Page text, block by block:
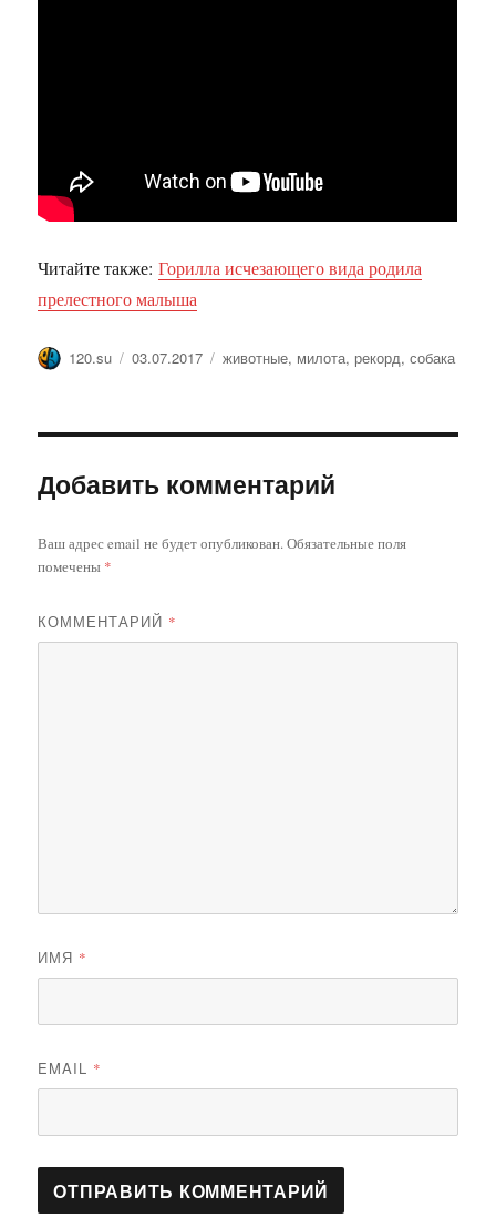
Читайте также:Горилла исчезающего вида родила
прелестного малыша
Автор
120.su Опубликовано
03.07.2017 Метки
животные, милота, рекорд,собака
Добавить комментарий
Ваш адрес email не будет опубликован.Обязательные поля
помечены *
КОММЕНТАРИЙ *
ИМЯ *
EMAIL *